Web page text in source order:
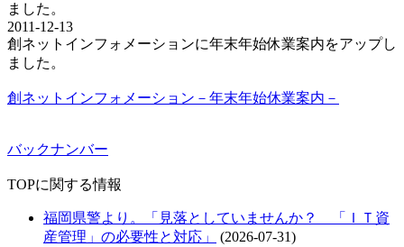
ました。
2011-12-13
創ネットインフォメーションに年末年始休業案内をアップし
ました。
創ネットインフォメーション－年末年始休業案内－
バックナンバー
TOPに関する情報
福岡県警より。「見落としていませんか？ 「ＩＴ資
産管理」の必要性と対応」
(2026-07-31)